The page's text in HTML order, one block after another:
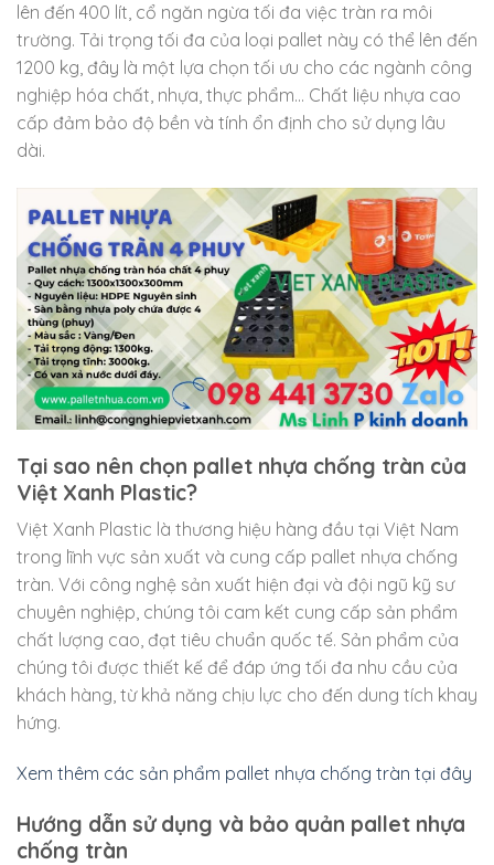
lên đến 400 lít, cổ ngăn ngừa tối đa việc tràn ra môi
trường. Tải trọng tối đa của loại pallet này có thể lên đến
1200 kg, đây là một lựa chọn tối ưu cho các ngành công
nghiệp hóa chất, nhựa, thực phẩm… Chất liệu nhựa cao
cấp đảm bảo độ bền và tính ổn định cho sử dụng lâu
dài.
Tại sao nên chọn pallet nhựa chống tràn của
Việt Xanh Plastic?
Việt Xanh Plastic là thương hiệu hàng đầu tại Việt Nam
trong lĩnh vực sản xuất và cung cấp pallet nhựa chống
tràn. Với công nghệ sản xuất hiện đại và đội ngũ kỹ sư
chuyên nghiệp, chúng tôi cam kết cung cấp sản phẩm
chất lượng cao, đạt tiêu chuẩn quốc tế. Sản phẩm của
chúng tôi được thiết kế để đáp ứng tối đa nhu cầu của
khách hàng, từ khả năng chịu lực cho đến dung tích khay
hứng.
Xem thêm các sản phẩm pallet nhựa chống tràn tại đây
Hướng dẫn sử dụng và bảo quản pallet nhựa
chống tràn